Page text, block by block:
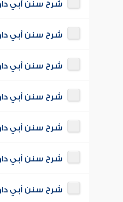
شرح سنن أبي داود
شرح سنن أبي داود
شرح سنن أبي داود
شرح سنن أبي داود
شرح سنن أبي داود
شرح سنن أبي داود
شرح سنن أبي داود